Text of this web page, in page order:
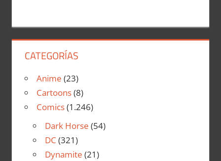
CATEGORÍAS
Anime (23)
Cartoons(8)
Comics(1.246)
Dark Horse (54)
DC (321)
Dynamite (21)